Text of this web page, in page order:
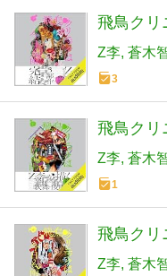
飛鳥クリ
Z李 蒼木
3
飛鳥クリ
Z李 蒼木
1
飛鳥クリ
Z李 蒼木